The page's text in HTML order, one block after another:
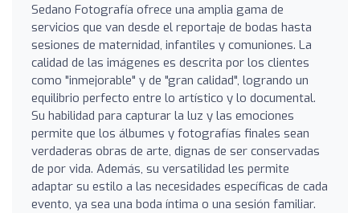
Sedano Fotografía ofrece una amplia gama de
servicios que van desde el reportaje de bodas hasta
sesiones de maternidad, infantiles y comuniones. La
calidad de las imágenes es descrita por los clientes
como "inmejorable" y de "gran calidad", logrando un
equilibrio perfecto entre lo artístico y lo documental.
Su habilidad para capturar la luz y las emociones
permite que los álbumes y fotografías finales sean
verdaderas obras de arte, dignas de ser conservadas
de por vida. Además, su versatilidad les permite
adaptar su estilo a las necesidades específicas de cada
evento, ya sea una boda íntima o una sesión familiar.